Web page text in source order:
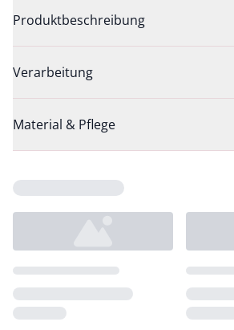
Produktbeschreibung
Verarbeitung
Material & Pflege